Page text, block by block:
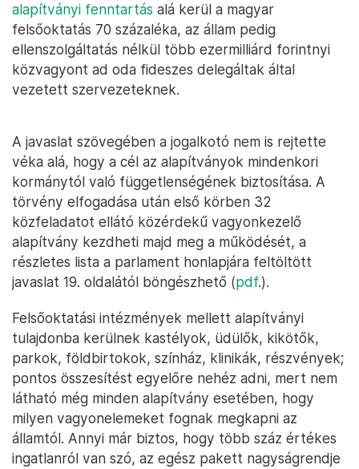
alapítványi fenntartás alá kerül a magyar
felsőoktatás 70 százaléka, az állam pedig
ellenszolgáltatás nélkül több ezermilliárd forintnyi
közvagyont ad oda fideszes delegáltak által
vezetett szervezeteknek.
A javaslat szövegében a jogalkotó nem is rejtette
véka alá, hogy a cél az alapítványok mindenkori
kormánytól való függetlenségének biztosítása. A
törvény elfogadása után első körben 32
közfeladatot ellátó közérdekű vagyonkezelő
alapítvány kezdheti majd meg a működését, a
részletes lista a parlament honlapjára feltöltött
javaslat 19. oldalától böngészhető (pdf.).
Felsőoktatási intézmények mellett alapítványi
tulajdonba kerülnek kastélyok, üdülők, kikötők,
parkok, földbirtokok, színház, klinikák, részvények;
pontos összesítést egyelőre nehéz adni, mert nem
látható még minden alapítvány esetében, hogy
milyen vagyonelemeket fognak megkapni az
államtól. Annyi már biztos, hogy több száz értékes
ingatlanról van szó, az egész pakett nagyságrendje